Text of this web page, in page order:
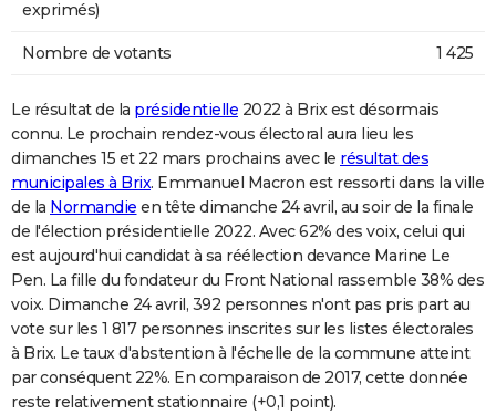
exprimés)
Nombre de votants 1 425
Le résultat de la présidentielle 2022 à Brix est désormais
connu. Le prochain rendez-vous électoral aura lieu les
dimanches 15 et 22 mars prochains avec le résultat des
municipales à Brix. Emmanuel Macron est ressorti dans la ville
de la Normandie en tête dimanche 24 avril, au soir de la finale
de l'élection présidentielle 2022. Avec 62% des voix, celui qui
est aujourd'hui candidat à sa réélection devance Marine Le
Pen. La fille du fondateur du Front National rassemble 38% des
voix. Dimanche 24 avril, 392 personnes n'ont pas pris part au
vote sur les 1 817 personnes inscrites sur les listes électorales
à Brix. Le taux d'abstention à l'échelle de la commune atteint
par conséquent 22%. En comparaison de 2017, cette donnée
reste relativement stationnaire (+0,1 point).